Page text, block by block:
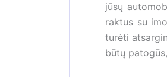
jūsų
raktus su
turėti
būtų